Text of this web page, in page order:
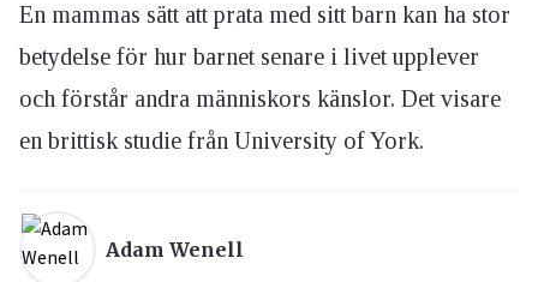
En mammas sätt att prata med sitt barn kan ha stor
betydelse för hur barnet senare i livet upplever
och förstår andra människors känslor. Det visare
en brittisk studie från University of York.
Adam Wenell